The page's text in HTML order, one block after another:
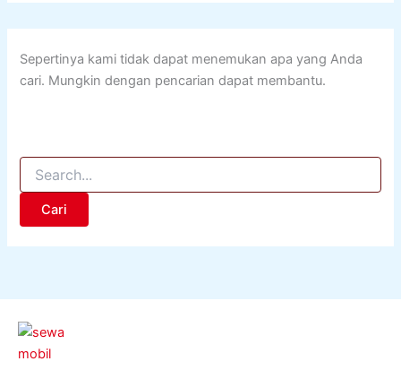
Sepertinya kami tidak dapat menemukan apa yang Anda
cari. Mungkin dengan pencarian dapat membantu.